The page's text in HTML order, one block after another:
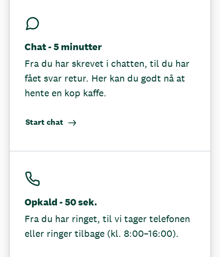
Chat - 5 minutter
Fra du har skrevet i chatten, til du har
fået svar retur. Her kan du godt nå at
hente en kop kaffe.
Start chat
Opkald - 50 sek.
Fra du har ringet, til vi tager telefonen
eller ringer tilbage (kl. 8:00–16:00).